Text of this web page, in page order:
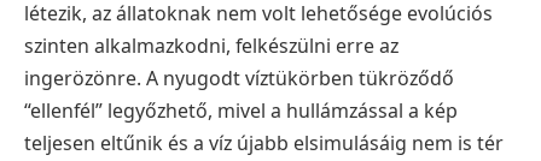
létezik, az állatoknak nem volt lehetősége evolúciós
szinten alkalmazkodni, felkészülni erre az
ingerözönre. A nyugodt víztükörben tükröződő
“ellenfél” legyőzhető, mivel a hullámzással a kép
teljesen eltűnik és a víz újabb elsimulásáig nem is tér